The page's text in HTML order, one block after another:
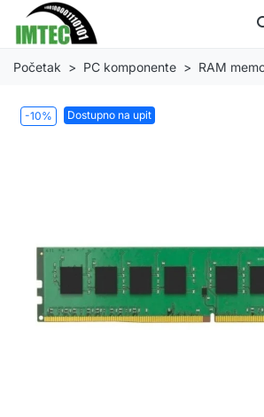
Početak PC komponente RAM
-10% Dostupno na upit